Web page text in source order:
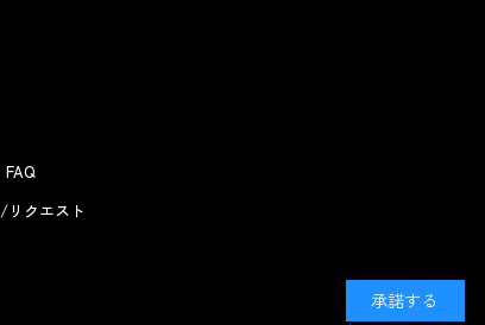
FAQ
リクエスト
承諾する